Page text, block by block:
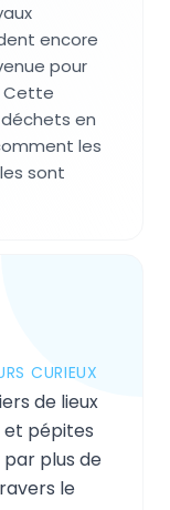
encore
pour
Cette
en
les
sont
CURIEUX
de lieux
et pépites
plus de
le